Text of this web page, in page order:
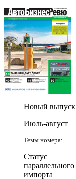
Новый выпуск
Июль-август
Темы номера:
Статус
параллельного
импорта